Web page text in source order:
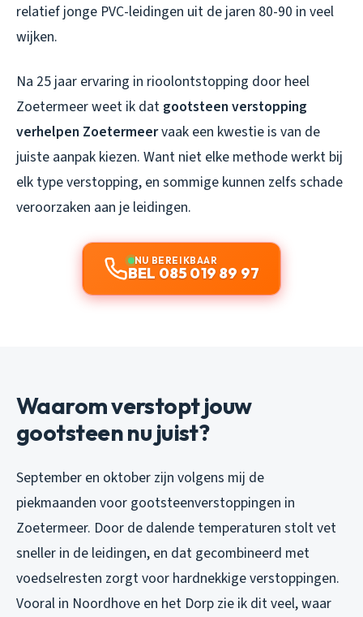
relatief jonge PVC-leidingen uit de jaren 80-90 in veel
wijken.
Na 25 jaar ervaring in rioolontstopping door heel
Zoetermeer weet ik dat gootsteen verstopping
verhelpen Zoetermeervaak een kwestie is van de
juiste aanpak kiezen. Want niet elke methode werkt bij
elk type verstopping, en sommige kunnen zelfs schade
veroorzaken aan je leidingen.
NU BEREIKBAAR
BEL 085 019 89 97
Waarom verstopt jouw
gootsteen nu juist?
September en oktober zijn volgens mij de
piekmaanden voor gootsteenverstoppingen in
Zoetermeer. Door de dalende temperaturen stolt vet
sneller in de leidingen, en dat gecombineerd met
voedselresten zorgt voor hardnekkige verstoppingen.
Vooral in Noordhove en het Dorp zie ik dit veel, waar